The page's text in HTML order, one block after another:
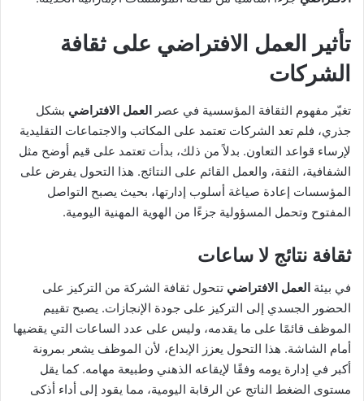
تأثير العمل الافتراضي على ثقافة
الشركات
تغيّر مفهوم الثقافة المؤسسية في عصر العمل الافتراضي بشكل
جذري، فلم تعد الشركات تعتمد على المكاتب والاجتماعات التقليدية
لإرساء قواعد التعاون. بدلاً من ذلك، بدأت تعتمد على قيم أوضح مثل
الشفافية، الثقة، والعمل القائم على النتائج. هذا التحول يفرض على
المؤسسات إعادة صياغة أسلوب إدارتها، بحيث يصبح التواصل
المفتوح وتحمل المسؤولية جزءًا من الهوية المهنية اليومية.
ثقافة نتائج لا ساعات
في بيئة العمل الافتراضي تتحول ثقافة الشركة من التركيز على
الحضور الجسدي إلى التركيز على جودة الإنجازات. يصبح تقييم
الموظف قائمًا على ما يقدمه، وليس على عدد الساعات التي يقضيها
أمام الشاشة. هذا التحول يعزز الإبداع، لأن الموظف يشعر بمرونة
أكبر في إدارة يومه وفقًا لإيقاعه الذهني وطبيعة مهامه. كما يقل
مستوى الضغط الناتج عن الرقابة اليومية، مما يقود إلى أداء أذكى